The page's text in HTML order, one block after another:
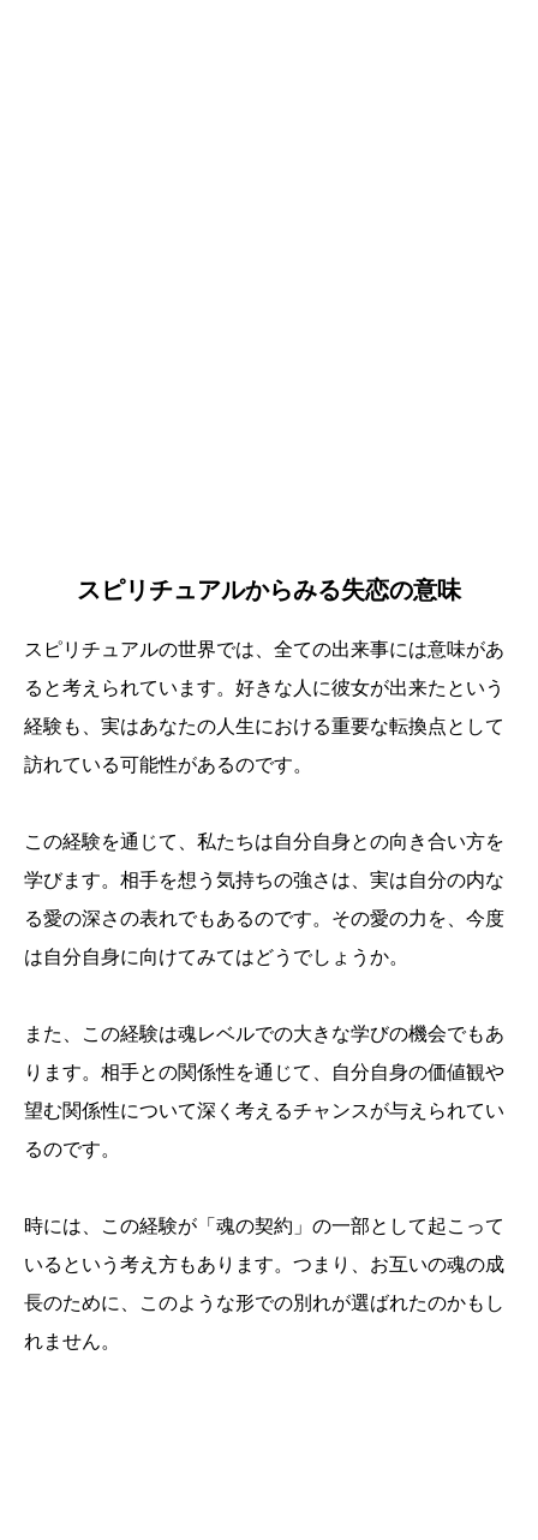
スピリチュアルからみる失恋の意味
スピリチュアルの世界では、全ての出来事には意味があ
ると考えられています。好きな人に彼女が出来たという
経験も、実はあなたの人生における重要な転換点として
訪れている可能性があるのです。
この経験を通じて、私たちは自分自身との向き合い方を
学びます。相手を想う気持ちの強さは、実は自分の内な
る愛の深さの表れでもあるのです。その愛の力を、今度
は自分自身に向けてみてはどうでしょうか。
また、この経験は魂レベルでの大きな学びの機会でもあ
ります。相手との関係性を通じて、自分自身の価値観や
望む関係性について深く考えるチャンスが与えられてい
るのです。
時には、この経験が「魂の契約」の一部として起こって
いるという考え方もあります。つまり、お互いの魂の成
長のために、このような形での別れが選ばれたのかもし
れません。